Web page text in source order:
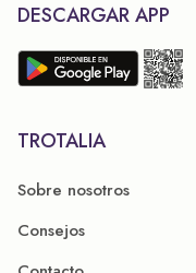
DESCARGAR APP
TROTALIA
Sobre nosotros
Consejos